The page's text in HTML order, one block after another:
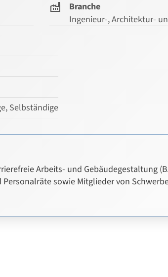
Branche
Ingenieur-, Architektur-
Selbständige
Arbeits- und Gebäudegestaltung
sowie Mitglieder von